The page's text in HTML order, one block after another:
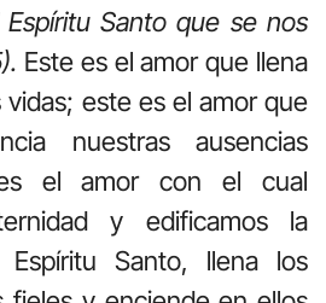
Santo que se nos
Este es el amor que llena
este es el amor que
nuestras ausencias
el amor con el cual
y edificamos la
Espíritu Santo, llena los